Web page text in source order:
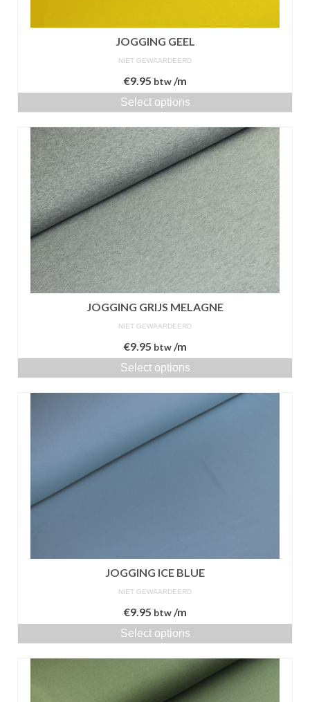
JOGGING GEEL
NIET GEWAARDEERD
€9.95 btw/m
Select options
JOGGING GRIJS MELAGNE
NIET GEWAARDEERD
€9.95 btw/m
Select options
JOGGING ICE BLUE
NIET GEWAARDEERD
€9.95 btw/m
Select options